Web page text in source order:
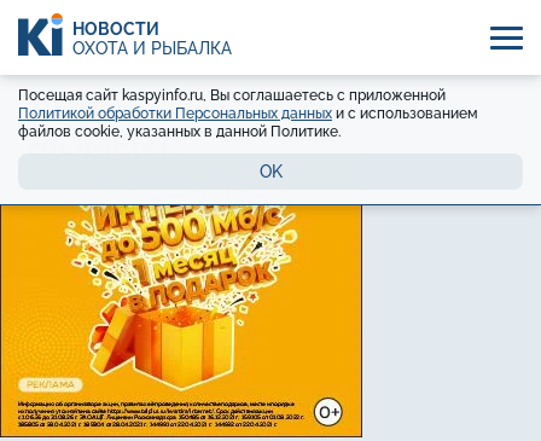
НОВОСТИ
ОХОТА И РЫБАЛКА
Посещая сайт kaspyinfo.ru, Вы соглашаетесь с приложенной
Политикой обработки Персональных данных и с использованием
файлов cookie, указанных в данной Политике.
OK